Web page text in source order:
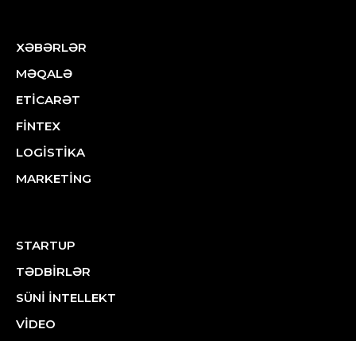
XƏBƏRLƏR
MƏQALƏ
ETİCARƏT
FİNTEX
LOGİSTİKA
MARKETİNG
STARTUP
TƏDBİRLƏR
SÜNİ İNTELLEKT
VİDEO